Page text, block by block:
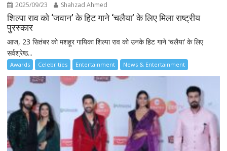
2025/09/23 Shahzad Ahmed
शिल्पा राव को ‘जवान’ के हिट गाने ‘चलैया’ के लिए मिला राष्ट्रीय
पुरस्कार
आज, 23 सितंबर को मशहूर गायिका शिल्पा राव को उनके हिट गाने ‘चलैया’ के लिए
सर्वश्रेष्ठ...
Awards Celebrities Entertainment News & Entertainment